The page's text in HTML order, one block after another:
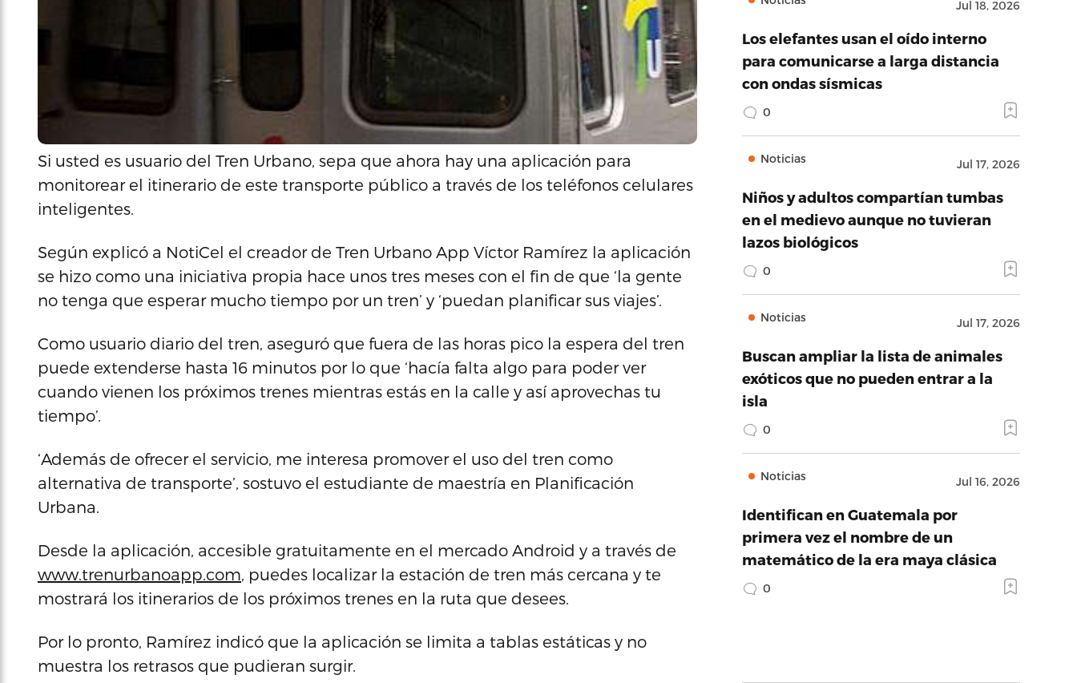
Si usted es usuario del Tren Urbano, sepa que ahora hay una aplicación para
monitorear el itinerario de este transporte público a través de los teléfonos celulares
inteligentes.
Según explicó a NotiCel el creador de Tren Urbano App Víctor Ramírez la aplicación
se hizo como una iniciativa propia hace unos tres meses con el fin de que ‘la gente
no tenga que esperar mucho tiempo por un tren’ y ‘puedan planificar sus viajes’.
Como usuario diario del tren, aseguró que fuera de las horas pico la espera del tren
puede extenderse hasta 16 minutos por lo que ‘hacía falta algo para poder ver
cuando vienen los próximos trenes mientras estás en la calle y así aprovechas tu
tiempo’.
‘Además de ofrecer el servicio, me interesa promover el uso del tren como
alternativa de transporte’, sostuvo el estudiante de maestría en Planificación
Urbana.
Desde la aplicación, accesible gratuitamente en el mercado Android y a través de
www.trenurbanoapp.com, puedes localizar la estación de tren más cercana y te
mostrará los itinerarios de los próximos trenes en la ruta que desees.
Por lo pronto, Ramírez indicó que la aplicación se limita a tablas estáticas y no
muestra los retrasos que pudieran surgir.
Jul 18, 2026
Los elefantes usan el oído interno
para comunicarse a larga distancia
con ondas sísmicas
0
Noticias Jul 17, 2026
Niños y adultos compartían tumbas
en el medievo aunque no tuvieran
lazos biológicos
0
Noticias Jul 17, 2026
Buscan ampliar la lista de animales
exóticos que no pueden entrar a la
isla
0
Noticias Jul 16, 2026
Identifican en Guatemala por
primera vez el nombre de un
matemático de la era maya clásica
0